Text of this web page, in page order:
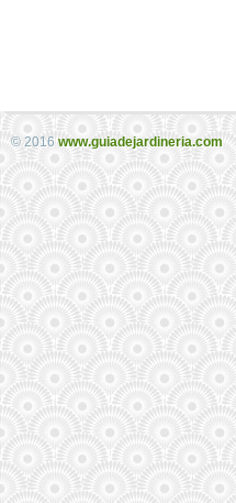
© 2016 www.guiadejardineria.com